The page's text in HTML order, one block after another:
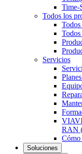
Time-
Todos los
Servicios
VIAVI
RAN
Cómo
Soluciones